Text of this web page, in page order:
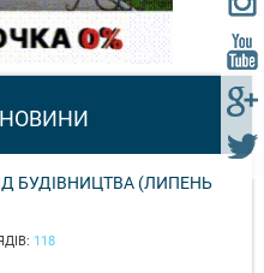
БУДІВНИЦТВА (ЛИПЕНЬ
118